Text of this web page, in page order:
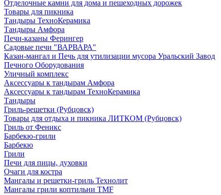
Отделочные камни для дома и пешеходных дорожек
Товары для пикника
Тандыры ТехноКерамика
Тандыры Амфора
Печи-казаны Ферингер
Садовые печи "ВАРВАРА"
Казан-мангал и Печь для утилизации мусора Уральский Завод
Печного Оборудования
Уличный комплекс
Аксессуары к тандырам Амфора
Аксессуары к тандырам ТехноКерамика
Тандыры
Гриль-решетки (Рубцовск)
Товары для отдыха и пикника ЛИТКОМ (Рубцовск)
Гриль от Феникс
Барбекю-грили
Барбекю
Грили
Печи для пицы, духовки
Очаги для костра
Мангалы и решетки-гриль Технолит
Мангалы грили коптильни TMF